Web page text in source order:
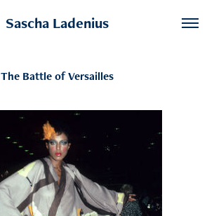
Sascha Ladenius
The Battle of Versailles